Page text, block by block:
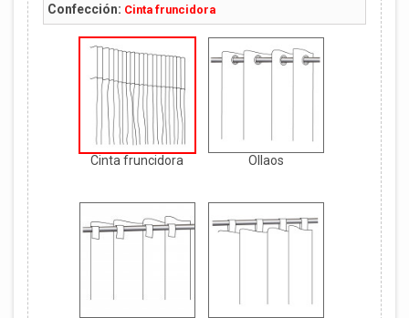
Confección: Cinta fruncidora
Cinta fruncidora Ollaos